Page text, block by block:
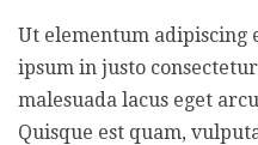
Ut elementum adipiscing
ipsum in justo
malesuada lacus eget
Quisque est quam,